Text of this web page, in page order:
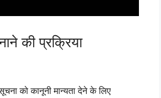
की प्रक्रिया
को कानूनी मान्यता देने के लिए